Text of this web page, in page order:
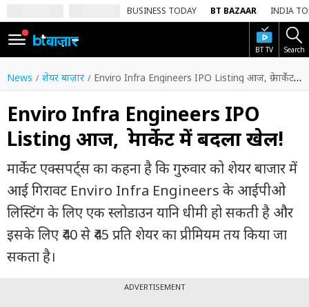
BUSINESS TODAY BT BAZAAR INDIA
BT TV Search
SIGN
IN
Dark
Mode
होम
शेयर
बाज़ार
वीडियो
ट्रेंडिंग
News शेयर बाज़ार Enviro Infra Engineers IPO Listing आज, ग्रे मार्केट में बदला खेल!
Enviro Infra Engineers IPO
Listing आज, ग्रे मार्केट में बदला खेल!
मार्केट एक्सपर्ट्स का कहना है कि गुरुवार को शेयर बाजार में
आई गिरावट Enviro Infra Engineers के आईपीओ
लिस्टिंग के लिए एक स्लोडाउन यानि धीमी हो सकती है और
इसके लिए ₹40 से ₹45 प्रति शेयर का प्रीमियम तय किया जा
सकता है।
ADVERTISEMENT